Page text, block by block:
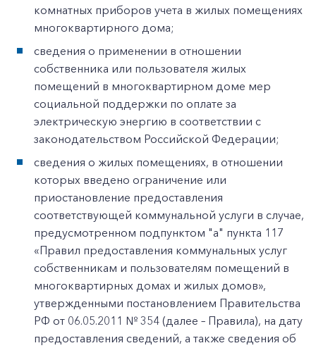
комнатных приборов учета в жилых помещениях
многоквартирного дома;
сведения о применении в отношении
собственника или пользователя жилых
помещений в многоквартирном доме мер
социальной поддержки по оплате за
электрическую энергию в соответствии с
законодательством Российской Федерации;
сведения о жилых помещениях, в отношении
которых введено ограничение или
приостановление предоставления
соответствующей коммунальной услуги в случае,
предусмотренном подпунктом "а" пункта 117
«Правил предоставления коммунальных услуг
собственникам и пользователям помещений в
многоквартирных домах и жилых домов»,
утвержденными постановлением Правительства
РФ от 06.05.2011 № 354 (далее – Правила), на дату
предоставления сведений, а также сведения об